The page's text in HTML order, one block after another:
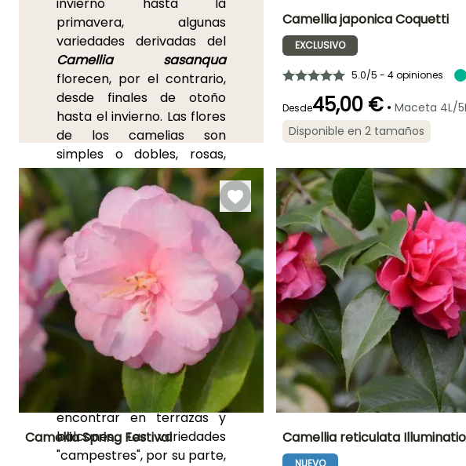
invierno hasta la
primavera, algunas
variedades derivadas del
Camellia sasanqua
florecen, por el contrario,
desde finales de otoño
hasta el invierno. Las flores
de los camelias son
simples o dobles, rosas,
blancas, rojas e incluso
amarillas según las
variedades. Todos tienen
un crecimiento lento, la
mayoría tienen un porte
denso y compacto que
permite integrarlos
fácilmente en los
pequeños jardines. Estos
arbustos que
soportan
perfectamente el cultivo
en macetas y en macetas
también se pueden
encontrar en terrazas y
balcones. Las variedades
"campestres", por su parte,
Altura en la
madurez
2.25 m 1.75 m
Periodo de floración
Marzo a Mayo
Periodo de
Febrero a Abril,
Septiembre a
Noviembre
Camellia japonica Coquetti
EXCLUSIVO
5.0/5 - 4 opiniones
Desde45,00 € • Maceta 4L/
Disponible en 2 tamaños
Camellia Spring Festival Camellia reticulata